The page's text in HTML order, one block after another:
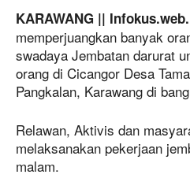
KARAWANG ||
memperjuangkan banyak
swadaya Jembatan darurat
orang di Cicangor Desa
Pangkalan, Karawang di
Relawan, Aktivis dan
melaksanakan pekerjaan
malam.